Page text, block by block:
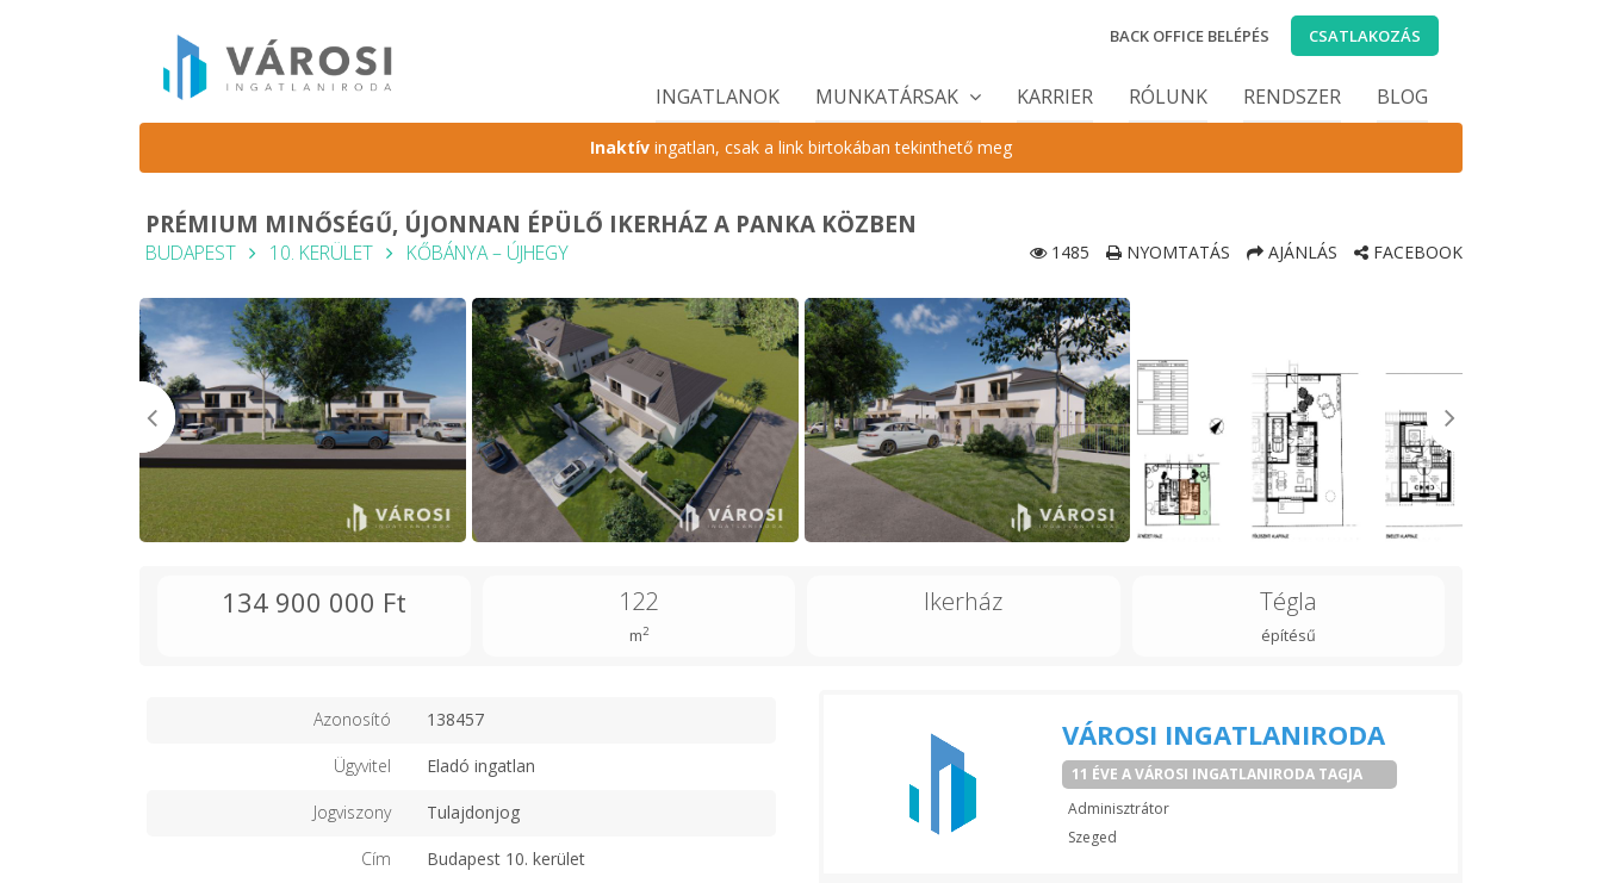
BACK OFFICE BELÉPÉS CSATLAKOZÁS
INGATLANOK MUNKATÁRSAK KARRIER RÓLUNK RENDSZER BLOG
Inaktív ingatlan, csak a link birtokában tekinthető meg
PRÉMIUM MINŐSÉGŰ, ÚJONNAN ÉPÜLŐ IKERHÁZ A PANKA KÖZBEN
BUDAPEST 10. KERÜLET KŐBÁNYA – ÚJHEGY 1485 NYOMTATÁS AJÁNLÁS FACEBOOK
134 900 000 Ft 122
m2
Ikerház Tégla
építésű
Azonosító 138457
Ügyvitel Eladó ingatlan
Jogviszony Tulajdonjog
Cím Budapest 10. kerület
VÁROSI INGATLANIRODA
11 ÉVE A VÁROSI INGATLANIRODA TAGJA
Adminisztrátor
Szeged